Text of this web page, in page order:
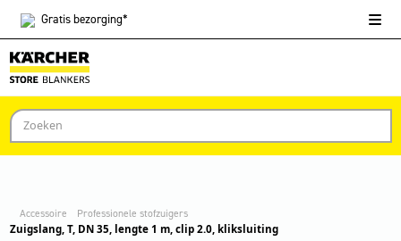
Gratisbezorging*
Accessoire Professionele stofzuigers
Zuigslang, T, DN 35, lengte 1 m, clip 2.0, kliksluiting